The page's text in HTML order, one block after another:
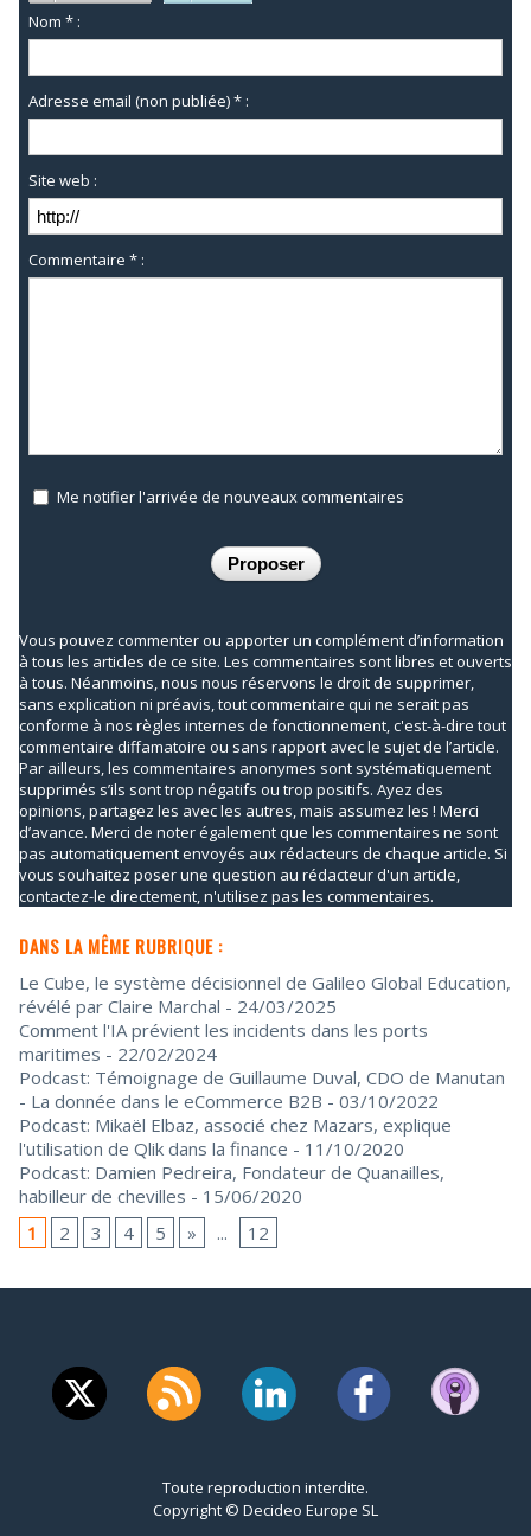
Nom * :
Adresse email (non publiée) * :
Site web :
Commentaire * :
Me notifier l'arrivée de nouveaux commentaires
Vous pouvez commenter ou apporter un complément d’information
à tous les articles de ce site. Les commentaires sont libres et ouverts
à tous. Néanmoins, nous nous réservons le droit de supprimer,
sans explication ni préavis, tout commentaire qui ne serait pas
conforme à nos règles internes de fonctionnement, c'est-à-dire tout
commentaire diffamatoire ou sans rapport avec le sujet de l’article.
Par ailleurs, les commentaires anonymes sont systématiquement
supprimés s’ils sont trop négatifs ou trop positifs. Ayez des
opinions, partagez les avec les autres, mais assumez les ! Merci
d’avance. Merci de noter également que les commentaires ne sont
pas automatiquement envoyés aux rédacteurs de chaque article. Si
vous souhaitez poser une question au rédacteur d'un article,
contactez-le directement, n'utilisez pas les commentaires.
DANS LA MÊME RUBRIQUE :
Le Cube, le système décisionnel de Galileo Global Education,
révélé par Claire Marchal - 24/03/2025
Comment l'IA prévient les incidents dans les ports
maritimes - 22/02/2024
Podcast: Témoignage de Guillaume Duval, CDO de Manutan
- La donnée dans le eCommerce B2B - 03/10/2022
Podcast: Mikaël Elbaz, associé chez Mazars, explique
l'utilisation de Qlik dans la finance - 11/10/2020
Podcast: Damien Pedreira, Fondateur de Quanailles,
habilleur de chevilles - 15/06/2020
1
2 3 4 5 » ... 12
Toute reproduction interdite.
Copyright © Decideo Europe SL